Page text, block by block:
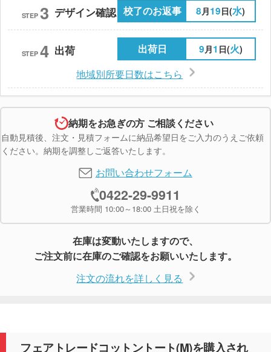
STEP 3 デザイン確認 校了のお返事 8月19日(水)
STEP 4 出荷 出荷日 9月1 日(火)
地域別所要日数はこちら
納期をお急ぎの方 ご相談ください
自動見積後、注文・見積フォームに納品希望日をご入力のうえご依頼
ください。納期を調整しご返答いたします。
お問い合わせフォーム
0422-29-9911
営業時間 10:00～18:00 土日祝を除く
在庫は変動いたしますので、
ご注文前に在庫のご確認をお願いいたします。
注文の流れを詳しく見る
フェアトレードコットントート(M)を購入され